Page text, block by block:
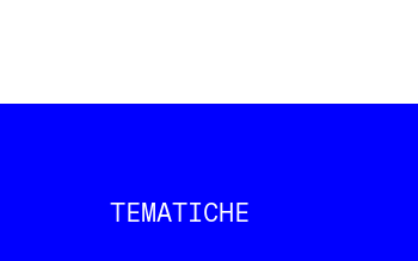
TEMATICHE